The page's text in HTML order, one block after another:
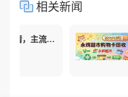
相关新闻
永辉超市购物卡回收最新行情，主流渠道折扣对比分析